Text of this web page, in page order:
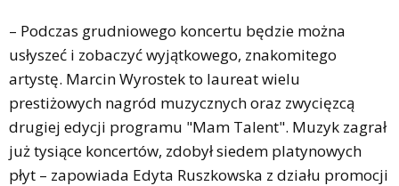
– Podczas grudniowego koncertu będzie można
usłyszeć i zobaczyć wyjątkowego, znakomitego
artystę. Marcin Wyrostek to laureat wielu
prestiżowych nagród muzycznych oraz zwycięzcą
drugiej edycji programu "Mam Talent". Muzyk zagrał
już tysiące koncertów, zdobył siedem platynowych
płyt – zapowiada Edyta Ruszkowska z działu promocji